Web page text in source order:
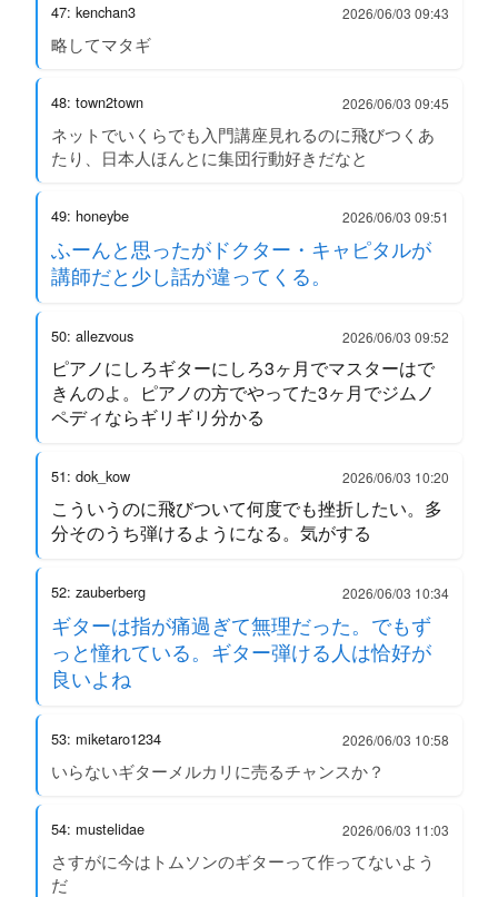
47: kenchan3 2026/06/03 09:43
略してマタギ
48: town2town 2026/06/03 09:45
ネットでいくらでも入門講座見れるのに飛びつくあ
たり、日本人ほんとに集団行動好きだなと
49: honeybe 2026/06/03 09:51
ふーんと思ったがドクター・キャピタルが
講師だと少し話が違ってくる。
50: allezvous 2026/06/03 09:52
ピアノにしろギターにしろ3ヶ月でマスターはで
きんのよ。ピアノの方でやってた3ヶ月でジムノ
ペディならギリギリ分かる
51: dok_kow 2026/06/03 10:20
こういうのに飛びついて何度でも挫折したい。多
分そのうち弾けるようになる。気がする
52: zauberberg 2026/06/03 10:34
ギターは指が痛過ぎて無理だった。でもず
っと憧れている。ギター弾ける人は恰好が
良いよね
53: miketaro1234 2026/06/03 10:58
いらないギターメルカリに売るチャンスか？
54: mustelidae 2026/06/03 11:03
さすがに今はトムソンのギターって作ってないよう
だ